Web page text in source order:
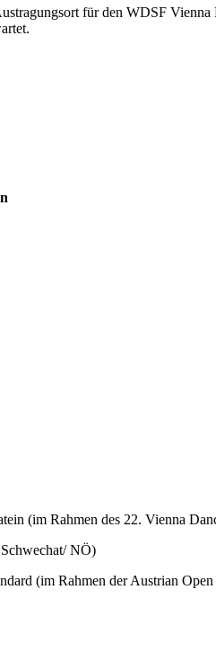
für den WDSF
Cech
Credit: Regina
des 22. Vienna Dance
NÖ)
(im Rahmen der Austrian Open